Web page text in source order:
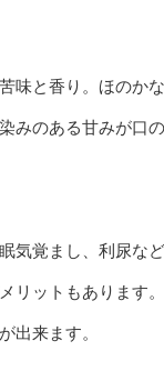
味と香り。ほのか
みのある甘みが口
気覚まし、利尿な
ットもあります。
出来ます。